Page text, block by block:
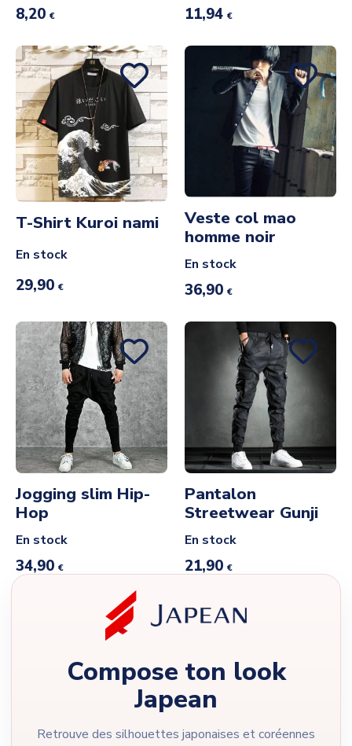
8,20 € 11,94 €
T-Shirt Kuroi nami
En stock
29,90 €
Veste col mao
homme noir
En stock
36,90 €
Jogging slim Hip-
Hop
En stock
34,90 €
Pantalon
Streetwear Gunji
En stock
21,90 €
Compose ton look
Japean
Retrouve des silhouettes japonaises et coréennes